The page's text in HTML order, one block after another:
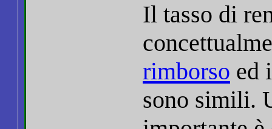
Il tasso di
rimborso ed
sono simili.